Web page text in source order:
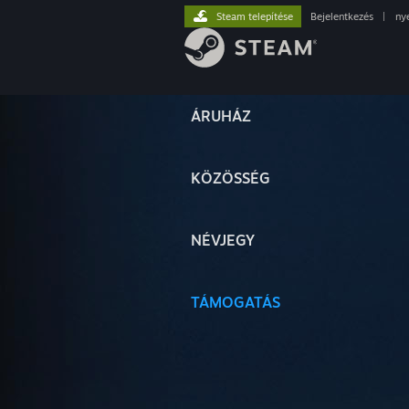
ÁRUHÁZ
KÖZÖSSÉG
NÉVJEGY
TÁMOGATÁS
Steam telepítése Bejelentkezés